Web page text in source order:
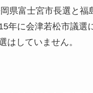
県富士宮市長選と福
年に会津若松市議選
はしていません。